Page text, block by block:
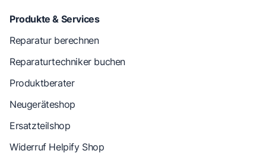
Produkte & Services
Reparatur berechnen
Reparaturtechniker buchen
Produktberater
Neugeräteshop
Ersatzteilshop
Widerruf Helpify Shop